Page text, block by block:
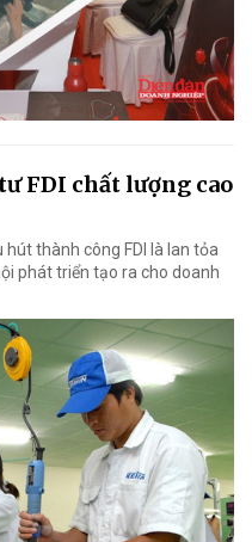
FDI chất lượng cao
thành công FDI là lan tỏa
phát triển tạo ra cho doanh